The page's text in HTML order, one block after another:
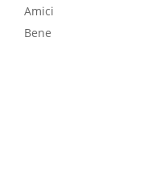
Amici
Bene